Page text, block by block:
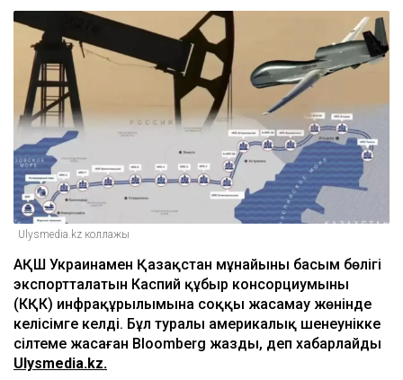
Ulysmedia.kz коллажы
АҚШ Украинамен Қазақстан мұнайының басым бөлігі
экспортталатын Каспий құбыр консорциумының
(КҚК) инфрақұрылымына соққы жасамау жөнінде
келісімге келді. Бұл туралы америкалық шенеунікке
сілтеме жасаған Bloomberg жазды, деп хабарлайды
Ulysmedia.kz.